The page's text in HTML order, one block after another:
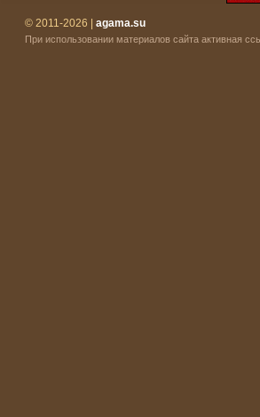
© 2011-2026 | agama.su
При использовании материалов сайта активная